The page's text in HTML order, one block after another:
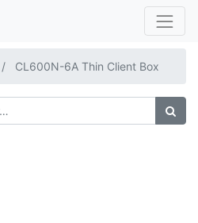
CL600N-6A Thin Client Box